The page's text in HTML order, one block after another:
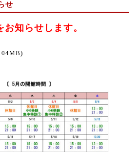
せ
知らせします。